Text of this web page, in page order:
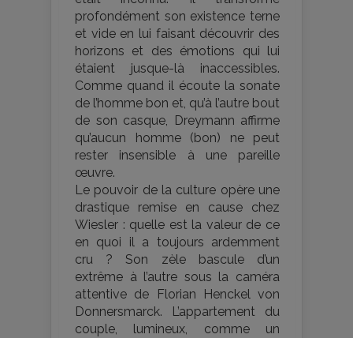
profondément son existence terne
et vide en lui faisant découvrir des
horizons et des émotions qui lui
étaient jusque-là inaccessibles.
Comme quand il écoute la sonate
de l’homme bon et, qu’à l’autre bout
de son casque, Dreymann affirme
qu’aucun homme (bon) ne peut
rester insensible à une pareille
œuvre.
Le pouvoir de la culture opère une
drastique remise en cause chez
Wiesler : quelle est la valeur de ce
en quoi il a toujours ardemment
cru ? Son zèle bascule d’un
extrême à l’autre sous la caméra
attentive de Florian Henckel von
Donnersmarck. L’appartement du
couple, lumineux, comme un